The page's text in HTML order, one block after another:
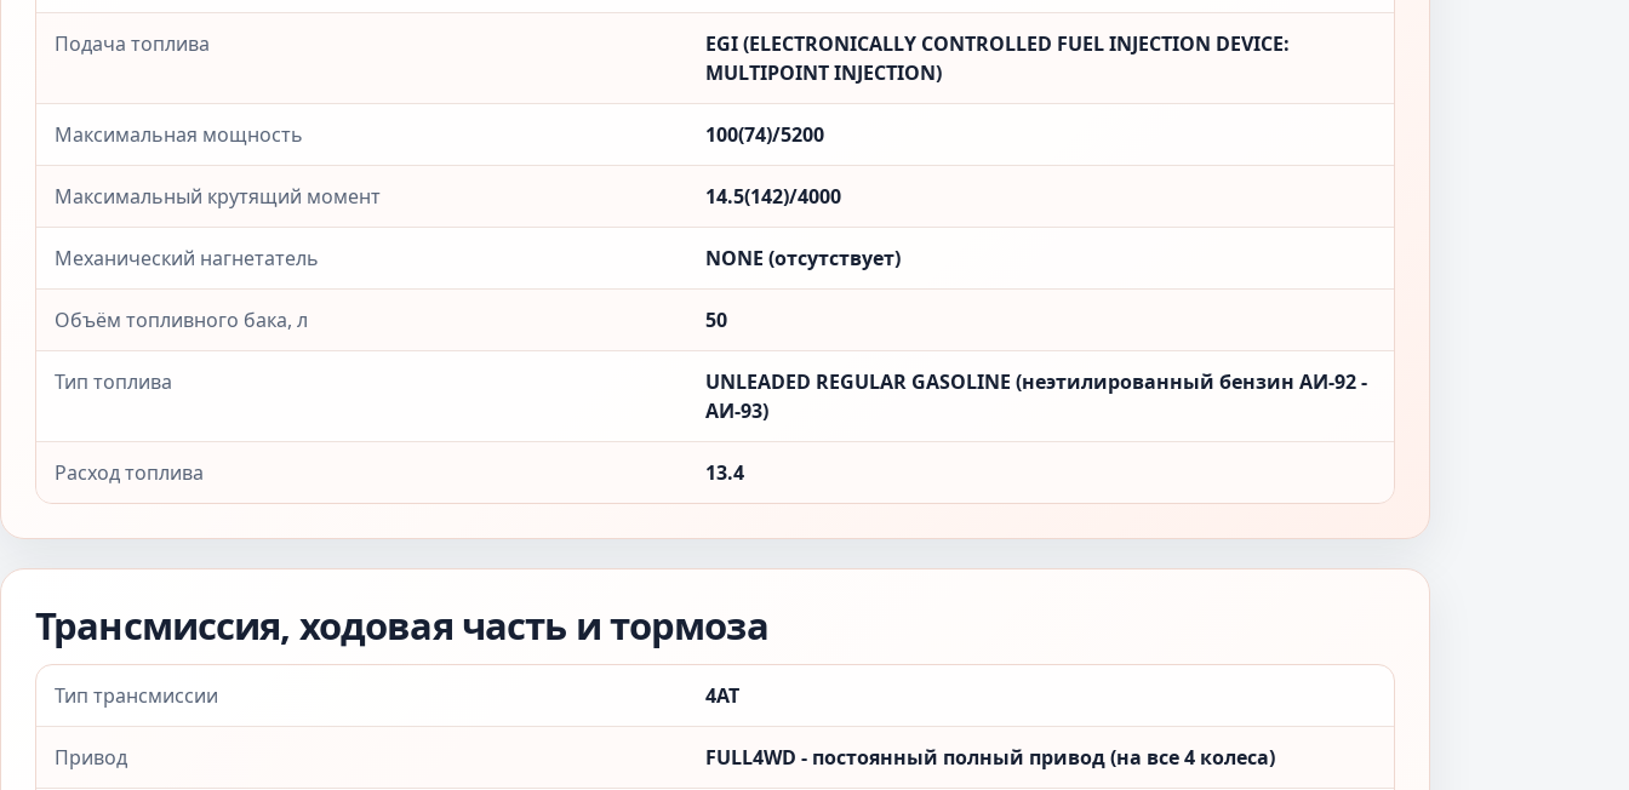
Подача топлива
EGI (ELECTRONICALLY CONTROLLED FUEL INJECTION DEVICE:
MULTIPOINT INJECTION)
Максимальная мощность 100(74)/5200
Максимальный крутящий момент 14.5(142)/4000
Механический нагнетатель NONE (отсутствует)
Объём топливного бака, л 50
Тип топлива
UNLEADED REGULAR GASOLINE (неэтилированный бензин АИ-92 -
АИ-93)
Расход топлива 13.4
Трансмиссия, ходовая часть и тормоза
Тип трансмиссии 4AT
Привод FULL4WD - постоянный полный привод (на все 4 колеса)